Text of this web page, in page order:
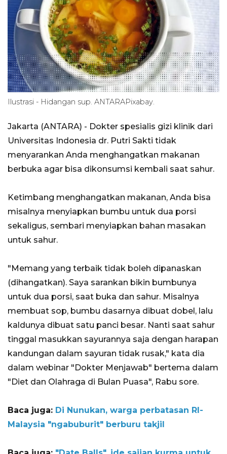
Ilustrasi - Hidangan sup. ANTARAPixabay.
Jakarta (ANTARA) - Dokter spesialis gizi klinik dari
Universitas Indonesia dr. Putri Sakti tidak
menyarankan Anda menghangatkan makanan
berbuka agar bisa dikonsumsi kembali saat sahur.
Ketimbang menghangatkan makanan, Anda bisa
misalnya menyiapkan bumbu untuk dua porsi
sekaligus, sembari menyiapkan bahan masakan
untuk sahur.
"Memang yang terbaik tidak boleh dipanaskan
(dihangatkan). Saya sarankan bikin bumbunya
untuk dua porsi, saat buka dan sahur. Misalnya
membuat sop, bumbu dasarnya dibuat dobel, lalu
kaldunya dibuat satu panci besar. Nanti saat sahur
tinggal masukkan sayurannya saja dengan harapan
kandungan dalam sayuran tidak rusak," kata dia
dalam webinar "Dokter Menjawab" bertema dalam
"Diet dan Olahraga di Bulan Puasa", Rabu sore.
Baca juga: Di Nunukan, warga perbatasan RI-
Malaysia "ngabuburit" berburu takjil